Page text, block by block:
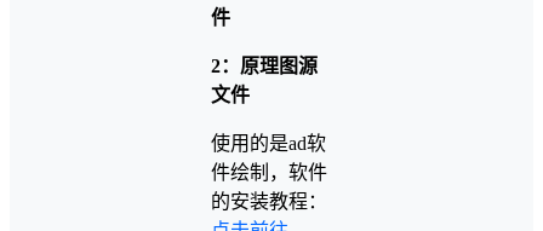
件
2：原理图源
文件
使用的是ad软
件绘制，软件
的安装教程：